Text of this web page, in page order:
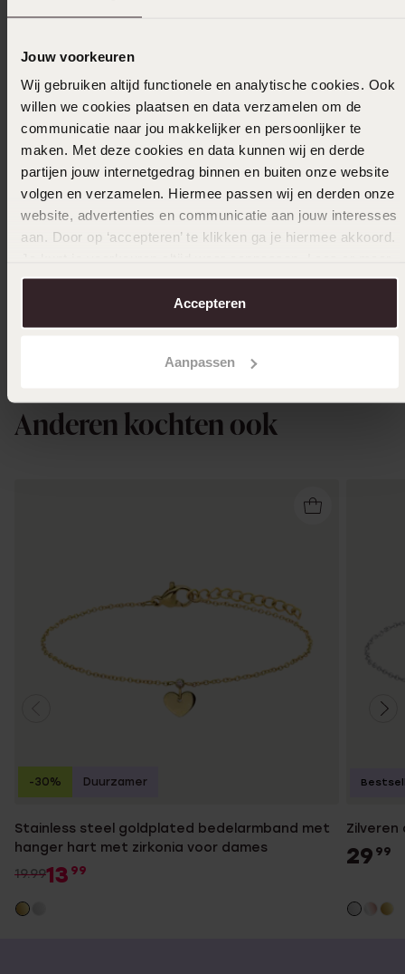
Jouw voorkeuren
Wij gebruiken altijd functionele en analytische cookies. Ook
willen we cookies plaatsen en data verzamelen om de
communicatie naar jou makkelijker en persoonlijker te
maken. Met deze cookies en data kunnen wij en derde
partijen jouw internetgedrag binnen en buiten onze website
volgen en verzamelen. Hiermee passen wij en derden onze
website, advertenties en communicatie aan jouw interesses
aan. Door op ‘accepteren’ te klikken ga je hiermee akkoord.
over in onscookiebeleid.
Accepteren
Aanpassen
Edifice horloge stainless steel band EFR-526D-
2AVUEF
11900
Zilveren
64
Anderen kochten ook
Stainless steel goldplated bedelarmband met
hanger hart met zirkonia voor dames
19.9913 99
-30% Duurzamer
Zilveren
29 99